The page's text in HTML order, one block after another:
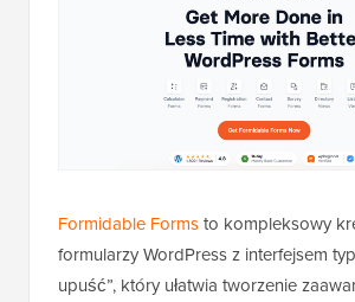
Formidable Formsto kompleksowy
formularzy WordPress z interfejsem
upuść”, który ułatwia tworzenie